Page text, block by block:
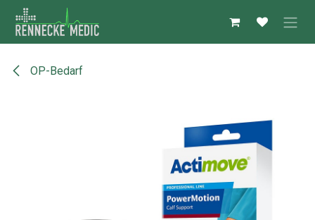
Zum Inhalt springen
OP-Bedarf